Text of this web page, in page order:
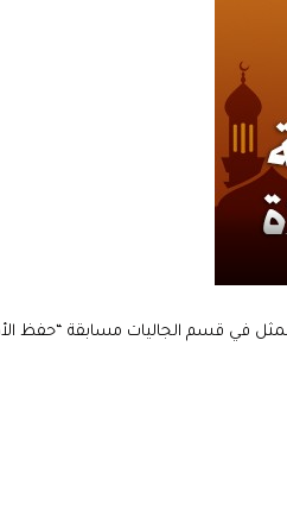
الجاليات مسابقة “حفظ الأدعية